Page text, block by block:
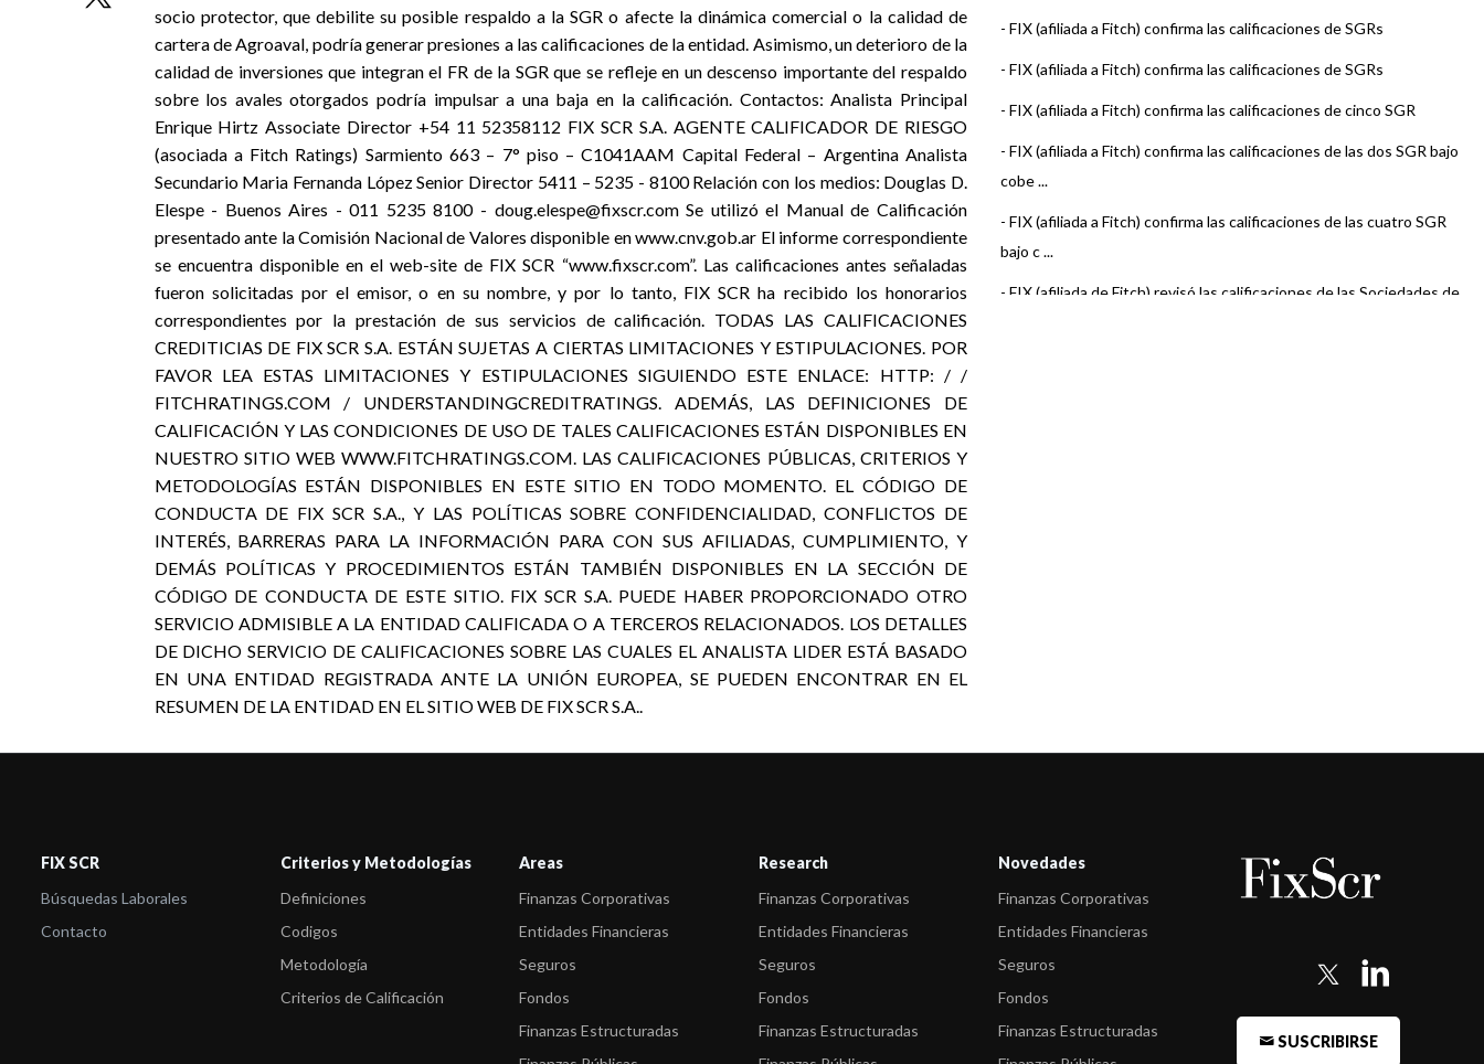
socio protector, que debilite su posible respaldo a la SGR o afecte la dinámica comercial o la calidad de
cartera de Agroaval, podría generar presiones a las calificaciones de la entidad. Asimismo, un deterioro de la
calidad de inversiones que integran el FR de la SGR que se refleje en un descenso importante del respaldo
sobre los avales otorgados podría impulsar a una baja en la calificación. Contactos: Analista Principal
Enrique Hirtz Associate Director +54 11 52358112 FIX SCR S.A. AGENTE CALIFICADOR DE RIESGO
(asociada a Fitch Ratings) Sarmiento 663 – 7° piso – C1041AAM Capital Federal – Argentina Analista
Secundario Maria Fernanda López Senior Director 5411 – 5235 - 8100 Relación con los medios: Douglas D.
Elespe - Buenos Aires - 011 5235 8100 - doug.elespe@fixscr.com Se utilizó el Manual de Calificación
presentado ante la Comisión Nacional de Valores disponible en www.cnv.gob.ar El informe correspondiente
se encuentra disponible en el web-site de FIX SCR “www.fixscr.com”. Las calificaciones antes señaladas
fueron solicitadas por el emisor, o en su nombre, y por lo tanto, FIX SCR ha recibido los honorarios
correspondientes por la prestación de sus servicios de calificación. TODAS LAS CALIFICACIONES
CREDITICIAS DE FIX SCR S.A. ESTÁN SUJETAS A CIERTAS LIMITACIONES Y ESTIPULACIONES. POR
FAVOR LEA ESTAS LIMITACIONES Y ESTIPULACIONES SIGUIENDO ESTE ENLACE: HTTP: / /
FITCHRATINGS.COM / UNDERSTANDINGCREDITRATINGS. ADEMÁS, LAS DEFINICIONES DE
CALIFICACIÓN Y LAS CONDICIONES DE USO DE TALES CALIFICACIONES ESTÁN DISPONIBLES EN
NUESTRO SITIO WEB WWW.FITCHRATINGS.COM. LAS CALIFICACIONES PÚBLICAS, CRITERIOS Y
METODOLOGÍAS ESTÁN DISPONIBLES EN ESTE SITIO EN TODO MOMENTO. EL CÓDIGO DE
CONDUCTA DE FIX SCR S.A., Y LAS POLÍTICAS SOBRE CONFIDENCIALIDAD, CONFLICTOS DE
INTERÉS, BARRERAS PARA LA INFORMACIÓN PARA CON SUS AFILIADAS, CUMPLIMIENTO, Y
DEMÁS POLÍTICAS Y PROCEDIMIENTOS ESTÁN TAMBIÉN DISPONIBLES EN LA SECCIÓN DE
CÓDIGO DE CONDUCTA DE ESTE SITIO. FIX SCR S.A. PUEDE HABER PROPORCIONADO OTRO
SERVICIO ADMISIBLE A LA ENTIDAD CALIFICADA O A TERCEROS RELACIONADOS. LOS DETALLES
DE DICHO SERVICIO DE CALIFICACIONES SOBRE LAS CUALES EL ANALISTA LIDER ESTÁ BASADO
EN UNA ENTIDAD REGISTRADA ANTE LA UNIÓN EUROPEA, SE PUEDEN ENCONTRAR EN EL
RESUMEN DE LA ENTIDAD EN EL SITIO WEB DE FIX SCR S.A..
- FIX (afiliada a Fitch) confirma las calificaciones de SGRs
- FIX (afiliada a Fitch) confirma las calificaciones de SGRs
- FIX (afiliada a Fitch) confirma las calificaciones de cinco SGR
- FIX (afiliada a Fitch) confirma las calificaciones de las dos SGR bajo
cobe ...
- FIX (afiliada a Fitch) confirma las calificaciones de las cuatro SGR
bajo c ...
- FIX (afiliada de Fitch) revisó las calificaciones de las Sociedades de
FIX SCR
Búsquedas Laborales
Contacto
Criterios y Metodologías
Definiciones
Codigos
Metodología
Criterios de Calificación
Areas
Finanzas Corporativas
Entidades Financieras
Seguros
Fondos
Finanzas Estructuradas
Research
Finanzas Corporativas
Entidades Financieras
Seguros
Fondos
Finanzas Estructuradas
Novedades
Finanzas Corporativas
Entidades Financieras
Seguros
Fondos
Finanzas Estructuradas
SUSCRIBIRSE